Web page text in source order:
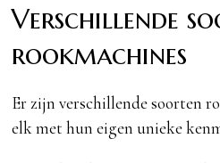
Verschillende
rookmachines
Er zijn verschillende soorten
elk met hun eigen unieke